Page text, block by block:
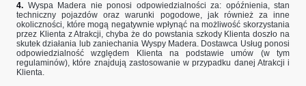
4. Wyspa Madera nie ponosi odpowiedzialności za: opóźnienia, stan
techniczny pojazdów oraz warunki pogodowe, jak również za inne
okoliczności, które mogą negatywnie wpłynąć na możliwość skorzystania
przez Klienta z Atrakcji, chyba że do powstania szkody Klienta doszło na
skutek działania lub zaniechania Wyspy Madera. Dostawca Usług ponosi
odpowiedzialność względem Klienta na podstawie umów (w tym
regulaminów), które znajdują zastosowanie w przypadku danej Atrakcji i
Klienta.